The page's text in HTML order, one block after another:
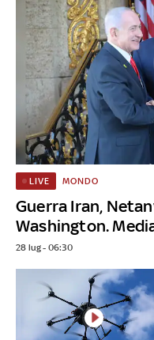
Guerra Iran,
Washington.
LIVE MONDO
28 lug - 06:30